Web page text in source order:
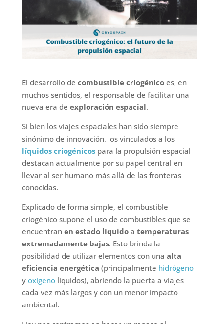
El desarrollo de combustible criogénicoes, en
muchos sentidos, el responsable de facilitar una
nueva era de exploración espacial.
Si bien los viajes espaciales han sido siempre
sinónimo de innovación, los vinculados a los
líquidos criogénicospara la propulsión espacial
destacan actualmente por su papel central en
llevar al ser humano más allá de las fronteras
conocidas.
Explicado de forma simple, el combustible
criogénico supone el uso de combustibles que se
encuentran en estado líquido a temperaturas
extremadamente bajas. Esto brinda la
posibilidad de utilizar elementos con una alta
eficiencia energética (principalmente hidrógeno
y oxígenolíquidos), abriendo la puerta a viajes
cada vez más largos y con un menor impacto
ambiental.